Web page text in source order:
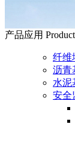
产品应用
纤维
沥青
水泥
安全